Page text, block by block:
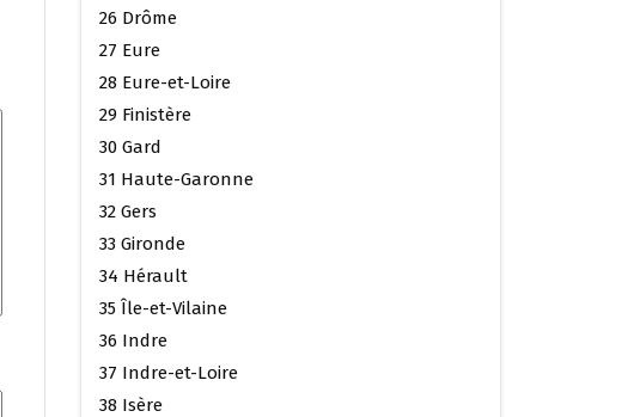
26 Drôme
27 Eure
28 Eure-et-Loire
29 Finistère
30 Gard
31 Haute-Garonne
32 Gers
33 Gironde
34 Hérault
35 Île-et-Vilaine
36 Indre
37 Indre-et-Loire
38 Isère